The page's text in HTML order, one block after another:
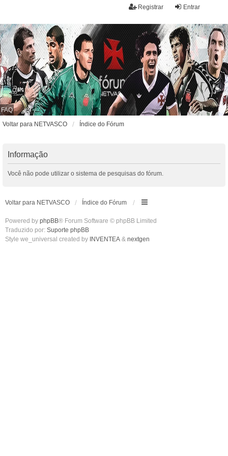
Entrar
Registrar
FAQ
Voltar para NETVASCO
Índice do Fórum
Informação
Você não pode utilizar o sistema de pesquisas do fórum.
Voltar para NETVASCO Índice do Fórum
Powered by phpBB® Forum Software © phpBB Limited
Traduzido por: Suporte phpBB
Style we_universal created by INVENTEA & nextgen